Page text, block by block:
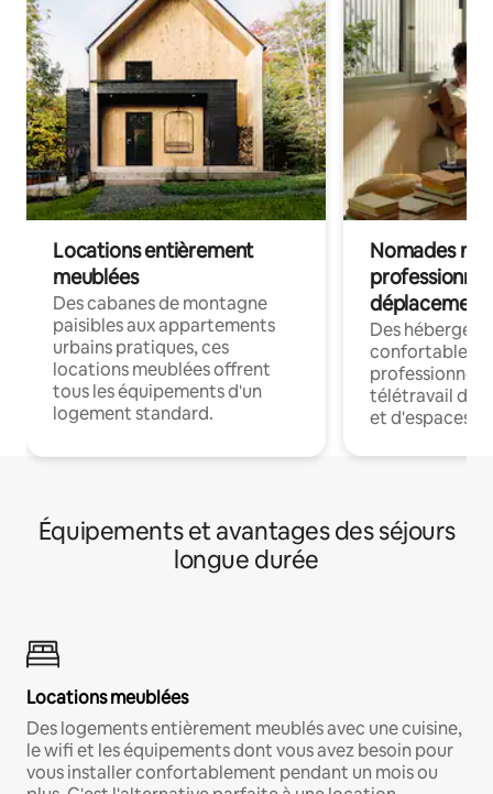
Locations entièrement
meublées
Des cabanes de montagne
paisibles aux appartements
urbains pratiques, ces
locations meublées offrent
tous les équipements d'un
logement standard.
Nomades
déplacement
Des
confortables
professionnels
télétravail
et d'espaces
Équipements et avantages des séjours
longue durée
Locations meublées
Des logements entièrement meublés avec une cuisine,
le wifi et les équipements dont vous avez besoin pour
vous installer confortablement pendant un mois ou